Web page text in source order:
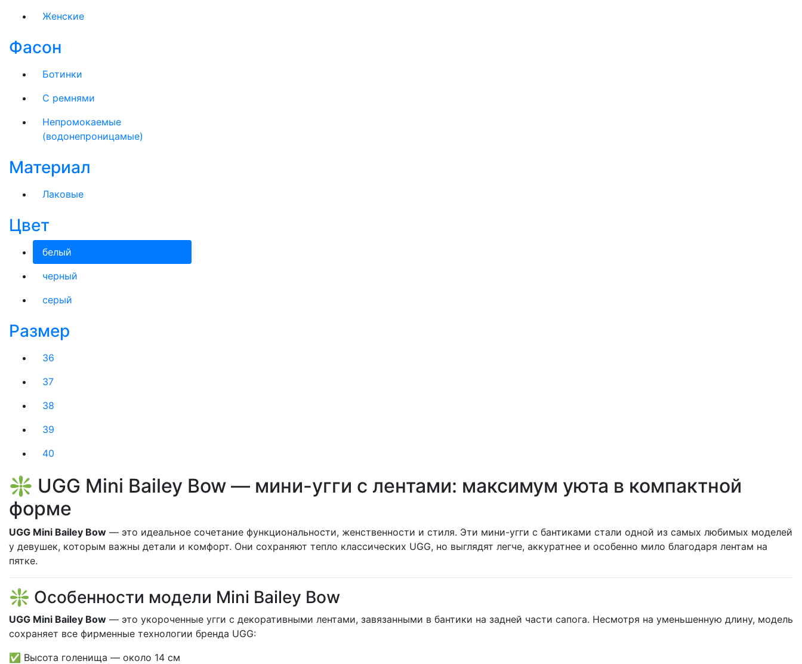
Женские
Фасон
Ботинки
С ремнями
Непромокаемые
(водонепроницамые)
Материал
Лаковые
Цвет
белый
черный
серый
Размер
36
37
38
39
40
❇️ UGG Mini Bailey Bow — мини-угги с лентами: максимум уюта в компактной
форме
UGG Mini Bailey Bow — это идеальное сочетание функциональности, женственности и стиля. Эти мини-угги с бантиками стали одной из самых любимых моделей
у девушек, которым важны детали и комфорт. Они сохраняют тепло классических UGG, но выглядят легче, аккуратнее и особенно мило благодаря лентам на
пятке.
❇️ Особенности модели Mini Bailey Bow
UGG Mini Bailey Bow — это укороченные угги с декоративными лентами, завязанными в бантики на задней части сапога. Несмотря на уменьшенную длину, модель
сохраняет все фирменные технологии бренда UGG:
✅ Высота голенища — около 14 см